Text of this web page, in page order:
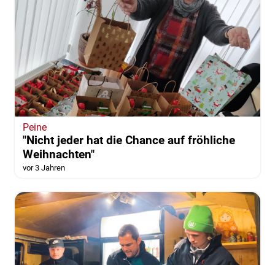
Peine
"Nicht jeder hat die Chance auf fröhliche
Weihnachten"
vor 3 Jahren